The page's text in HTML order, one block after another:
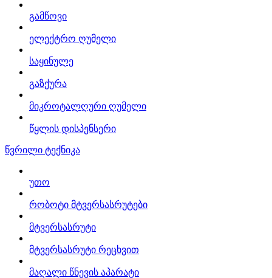
გამწოვი
ელექტრო ღუმელი
საყინულე
გაზქურა
მიკროტალღური ღუმელი
წყლის დისპენსერი
წვრილი ტექნიკა
უთო
რობოტი მტვერსასრუტები
მტვერსასრუტი
მტვერსასრუტი რეცხვით
მაღალი წნევის აპარატი